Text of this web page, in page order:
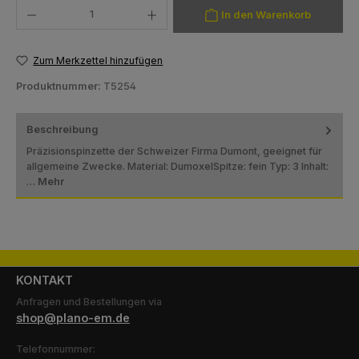
In den Warenkorb
Zum Merkzettel hinzufügen
Produktnummer: T5254
Beschreibung
Präzisionspinzette der Schweizer Firma Dumont, geeignet für
allgemeine Zwecke. Material: DumoxelSpitze: fein Typ: 3 Inhalt:
… Mehr
KONTAKT
Anfragen und Bestellungen via
shop@plano-em.de
Telefonnummer: